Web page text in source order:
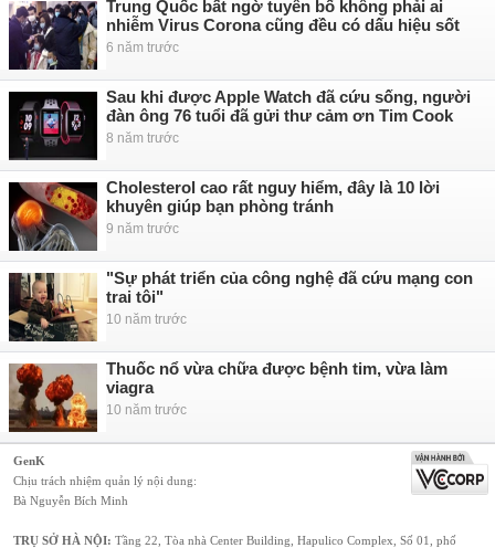
Trung Quốc bất ngờ tuyên bố không phải ai
nhiễm Virus Corona cũng đều có dấu hiệu sốt
6 năm trước
Sau khi được Apple Watch đã cứu sống, người
đàn ông 76 tuổi đã gửi thư cảm ơn Tim Cook
8 năm trước
Cholesterol cao rất nguy hiểm, đây là 10 lời
khuyên giúp bạn phòng tránh
9 năm trước
"Sự phát triển của công nghệ đã cứu mạng con
trai tôi"
10 năm trước
Thuốc nổ vừa chữa được bệnh tim, vừa làm
viagra
10 năm trước
GenK
Chịu trách nhiệm quản lý nội dung:
Bà Nguyễn Bích Minh
TRỤ SỞ HÀ NỘI: Tầng 22, Tòa nhà Center Building, Hapulico Complex, Số 01, phố